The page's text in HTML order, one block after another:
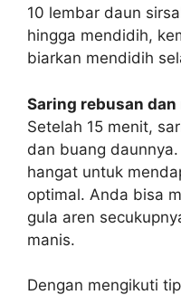
10 lembar daun
hingga mendidih,
biarkan mendidih
Saring rebusan
Setelah 15 menit,
dan buang
hangat untuk
optimal. Anda bisa
gula aren
manis.
Dengan mengikuti